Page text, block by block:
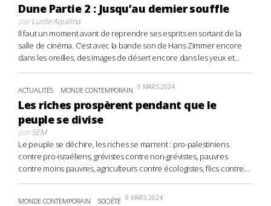
Dune Partie 2 : Jusqu’au dernier souffle
parLucile Aquilina
Il faut un moment avant de reprendre ses esprits en sortant de la
salle de cinéma. C’est avec la bande son de Hans Zimmer encore
dans les oreilles, des images de désert encore dans les yeux et...
ACTUALITÉS MONDE CONTEMPORAIN 9 MARS 2024
Les riches prospèrent pendant que le
peuple se divise
parSEM
Le peuple se déchire, les riches se marrent : pro-palestiniens
contre pro-israéliens, grévistes contre non-grévistes, pauvres
contre moins pauvres, agriculteurs contre écologistes, flics contre...
MONDE CONTEMPORAIN SOCIÉTÉ 8 MARS 2024